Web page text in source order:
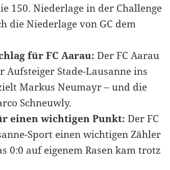
150. Niederlage in der Challenge
die Niederlage von GC dem
für FC Aarau: Der FC Aarau
Stade-Lausanne ins
Markus Neumayr – und die
Schneuwly.
einen wichtigen Punkt: Der FC
Sport einen wichtigen Zähler
0:0 auf eigenem Rasen kam trotz